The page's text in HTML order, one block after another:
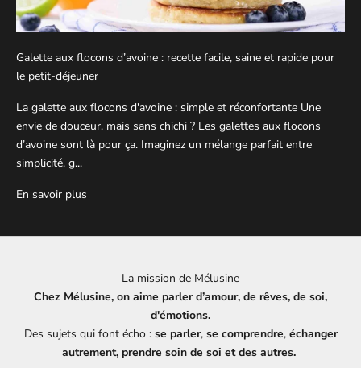
Galette aux flocons d’avoine : recette facile, saine et rapide pour
le petit-déjeuner
La galette aux flocons d'avoine : simple et réconfortante Une
envie de douceur, mais sans chichi ? Les galettes aux flocons
d’avoine sont là pour ça. Imaginez un mélange parfait entre
simplicité, g...
En savoir plus
La mission de Mélusine
Chez Mélusine, on aime parler d’amour, de rêves, de soi,
d'émotions.
Des sujets qui font écho : se parler, se comprendre, échanger
autrement, prendre soin de soi et des autres.